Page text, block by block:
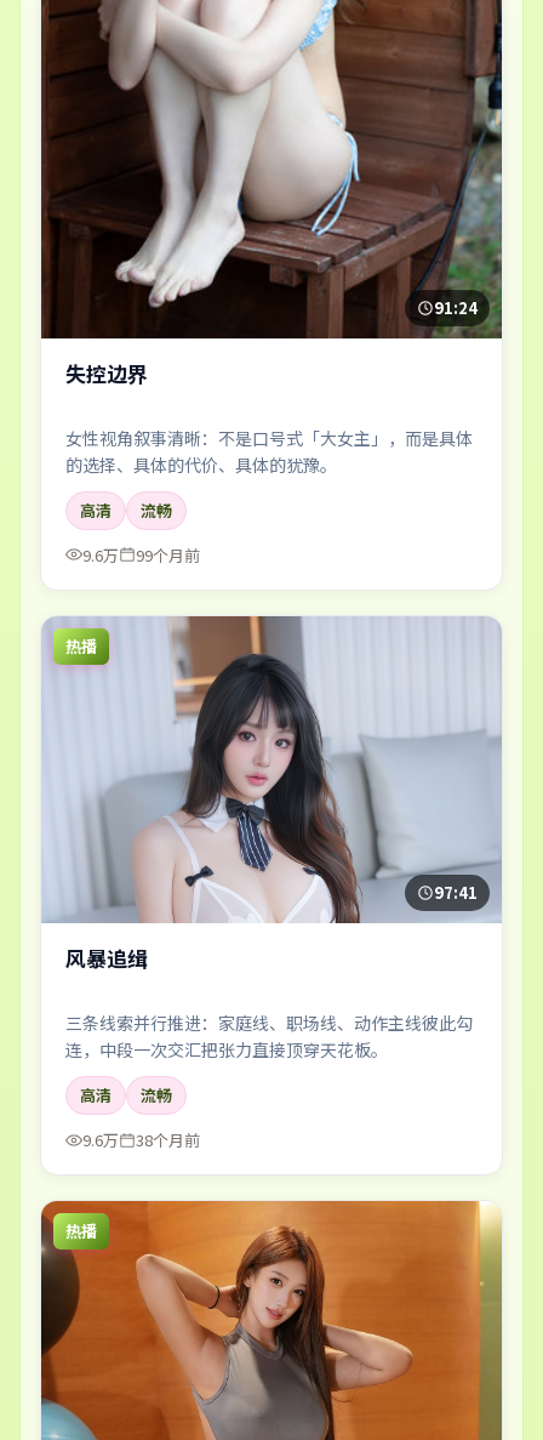
91:24
失控边界
女性视角叙事清晰：不是口号式「大女主」，而是具体
的选择、具体的代价、具体的犹豫。
高清
流畅
9.6万
99个月前
热播
97:41
风暴追缉
三条线索并行推进：家庭线、职场线、动作主线彼此勾
连，中段一次交汇把张力直接顶穿天花板。
高清
流畅
9.6万
38个月前
热播